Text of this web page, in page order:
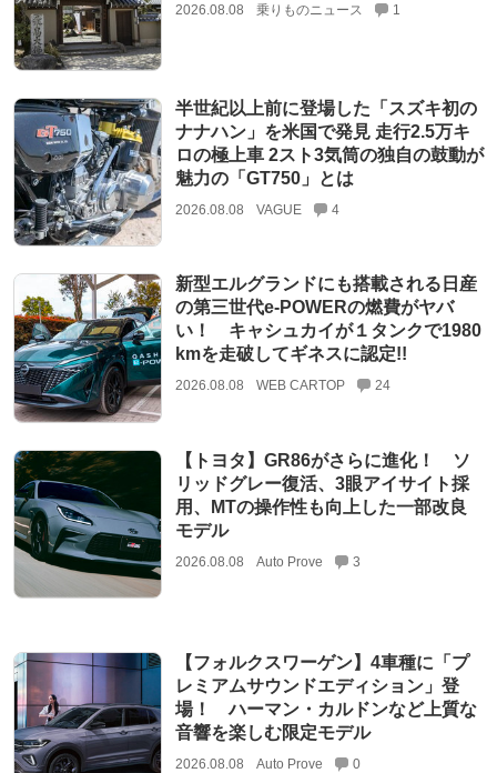
2026.08.08 乗りものニュース 1
半世紀以上前に登場した「スズキ初の
ナナハン」を米国で発見 走行2.5万キ
ロの極上車 2スト3気筒の独自の鼓動が
魅力の「GT750」とは
2026.08.08 VAGUE 4
新型エルグランドにも搭載される日産
の第三世代e-POWERの燃費がヤバ
い！ キャシュカイが１タンクで1980
kmを走破してギネスに認定!!
2026.08.08 WEB CARTOP 24
【トヨタ】GR86がさらに進化！ ソ
リッドグレー復活、3眼アイサイト採
用、MTの操作性も向上した一部改良
モデル
2026.08.08 Auto Prove 3
【フォルクスワーゲン】4車種に「プ
レミアムサウンドエディション」登
場！ ハーマン・カルドンなど上質な
音響を楽しむ限定モデル
2026.08.08 Auto Prove 0